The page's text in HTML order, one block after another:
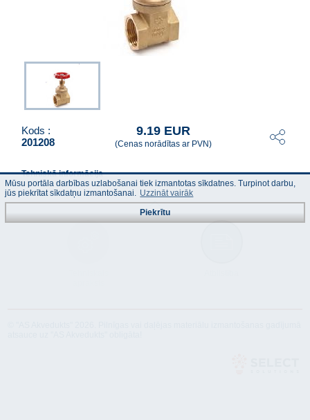
Kods :
201208
9.19 EUR
(Cenas norādītas ar PVN)
Tehniskā informācija
Mūsu portāla darbības uzlabošanai tiek izmantotas sīkdatnes. Turpinot darbu,
jūs piekrītat sīkdatņu izmantošanai. Uzzināt vairāk
Piekrītu